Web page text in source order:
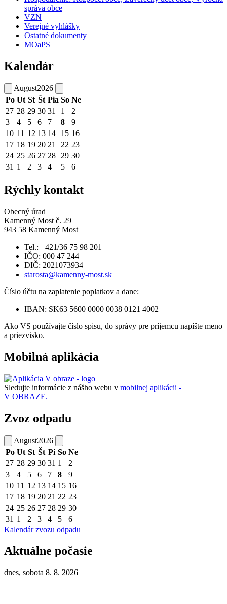
správa obce
VZN
Verejné vyhlášky
Ostatné dokumenty
MOaPS
Kalendár
August2026
Po Ut St Št Pia So Ne
27 28 29 30 31 1
2
3
4 5 6 7 8
9
10 11 12 13 14 15 16
17 18 19 20 21 22 23
24 25 26 27 28 29 30
31 1 2 3 4 5 6
Rýchly kontakt
Obecný úrad
Kamenný Most č. 29
943 58 Kamenný Most
Tel.: +421/36 75 98 201
IČO: 000 47 244
DIČ: 2021073934
starosta@kamenny-most.sk
Číslo účtu na zaplatenie poplatkov a dane:
IBAN: SK63 5600 0000 0038 0121 4002
Ako VS používajte číslo spisu, do správy pre príjemcu napíšte meno
a priezvisko.
Mobilná aplikácia
Sledujte informácie z nášho webu v mobilnej aplikácii -
V OBRAZE.
Zvoz odpadu
August2026
Po Ut St Št Pi So Ne
27 28 29 30 31 1
2
3
4 5 6 7 8
9
10 11 12 13 14 15 16
17 18 19 20 21 22 23
24 25 26 27 28 29 30
31 1 2 3 4 5
6
Kalendár zvozu odpadu
Aktuálne počasie
dnes, sobota 8. 8. 2026